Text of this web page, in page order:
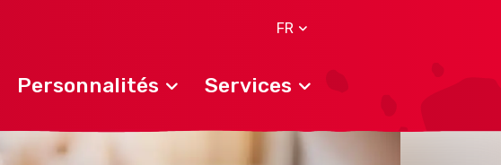
FR
Personnalités Services